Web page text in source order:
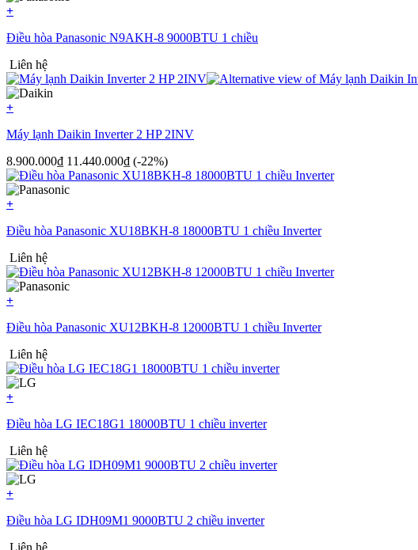
+
Điều hòa Panasonic N9AKH-8 9000BTU 1 chiều
Liên hệ
+
Máy lạnh Daikin Inverter 2 HP 2INV
8.900.000₫ 11.440.000₫ (-22%)
+
Điều hòa Panasonic XU18BKH-8 18000BTU 1 chiều Inverter
Liên hệ
+
Điều hòa Panasonic XU12BKH-8 12000BTU 1 chiều Inverter
Liên hệ
+
Điều hòa LG IEC18G1 18000BTU 1 chiều inverter
Liên hệ
+
Điều hòa LG IDH09M1 9000BTU 2 chiều inverter